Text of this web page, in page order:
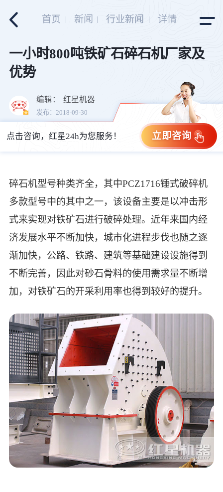
首页 新闻 行业新闻 详情
一小时800吨铁矿石碎石机厂家及
优势
编辑： 红星机器
发布：2018-09-30
立即咨询
点击咨询，红星24h为您服务！
碎石机型号种类齐全，其中PCZ1716锤式破碎机
多款型号中的其中之一，该设备主要是以冲击形
式来实现对铁矿石进行破碎处理。近年来国内经
济发展水平不断加快，城市化进程步伐也随之逐
渐加快，公路、铁路、建筑等基础建设设施得到
不断完善，因此对砂石骨料的使用需求量不断增
加，对铁矿石的开采利用率也得到较好的提升。